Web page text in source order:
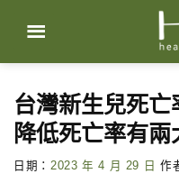
content
台灣新生兒死
降低死亡率有兩
日期： 2023 年 4 月 29 日 作